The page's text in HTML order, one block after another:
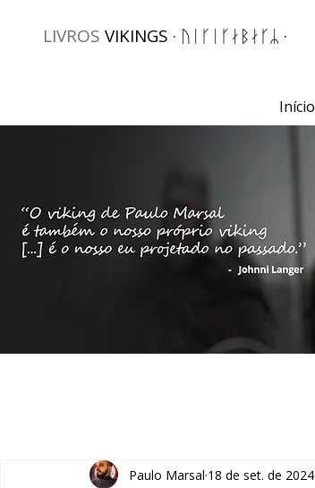
Início
LIVROS VIKINGS · ᚢᛁᚴᛁᚴᛅᛒᛅᚴᛦ ·
Paulo Marsal 18 de set. de 2024